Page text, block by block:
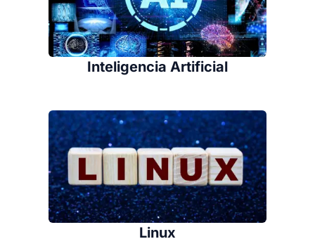
Inteligencia Artificial
Linux